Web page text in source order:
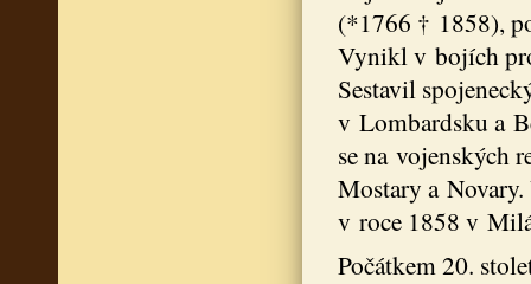
(*1766 † 1858),
Vynikl v bojích
Sestavil
v Lombardsku a
se na vojenských
Mostary a
v roce 1858 v
Počátkem 20.